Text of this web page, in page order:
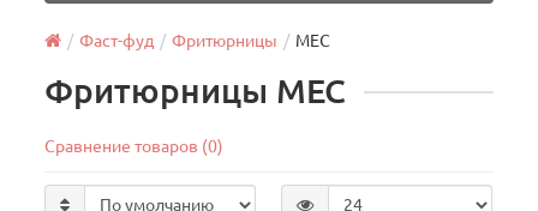
Фаст-фуд Фритюрницы MEC
Фритюрницы MEC
Сравнение товаров (0)